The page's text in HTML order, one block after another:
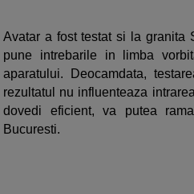
Avatar a fost testat si la granita
pune intrebarile in limba
aparatului. Deocamdata,
rezultatul nu influenteaza
dovedi eficient, va putea
Bucuresti.